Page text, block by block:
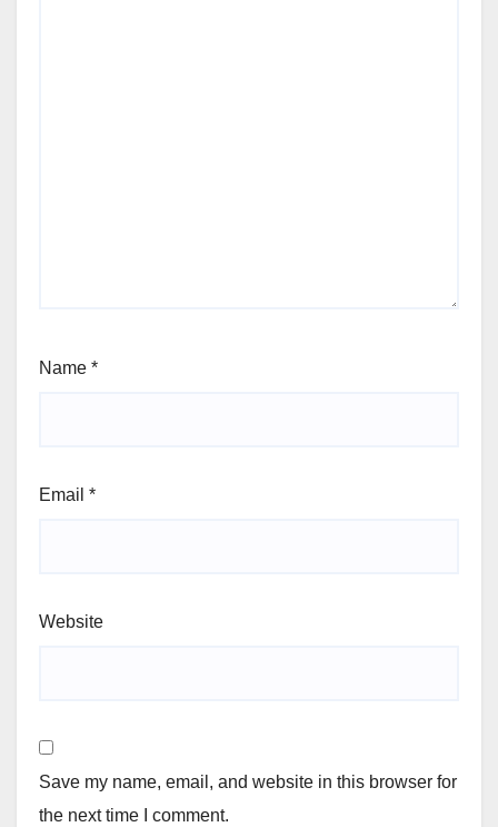
Name *
Email *
Website
Save my name, email, and website in this browser for
the next time I comment.